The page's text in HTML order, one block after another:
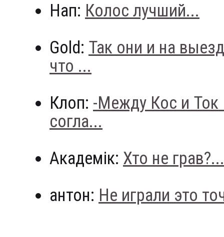
Нап: Колос лучший...
Gold: Так они и на
что ...
Клоп: -Между Кос и
согла...
Академік: Хто не грав?...
антон: Не играли это